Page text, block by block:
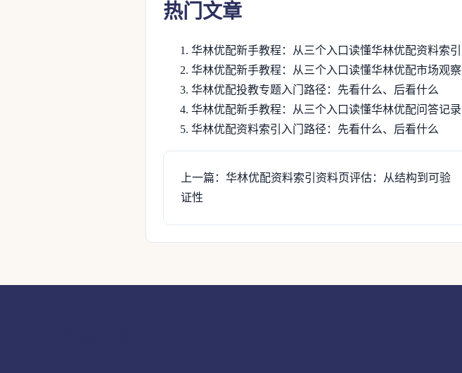
热门文章
华林优配新手教程：从三个入口读懂华林优配资料索引
华林优配新手教程：从三个入口读懂华林优配市场观察
华林优配投教专题入门路径：先看什么、后看什么
华林优配新手教程：从三个入口读懂华林优配问答记录
华林优配资料索引入门路径：先看什么、后看什么
上一篇：华林优配资料索引资料页评估：从结构到可验
证性